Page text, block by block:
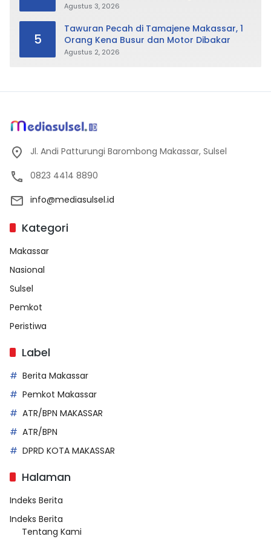
Perda LAD: Bisa Direvisi Bahkan Diganti
Agustus 3, 2026
5
Tawuran Pecah di Tamajene Makassar, 1
Orang Kena Busur dan Motor Dibakar
Agustus 2, 2026
Jl. Andi Patturungi Barombong Makassar, Sulsel
0823 4414 8890
info@mediasulsel.id
Kategori
Makassar
Nasional
Sulsel
Pemkot
Peristiwa
Label
Berita Makassar
Pemkot Makassar
ATR/BPN MAKASSAR
ATR/BPN
DPRD KOTA MAKASSAR
Halaman
Indeks Berita
Indeks Berita
Tentang Kami